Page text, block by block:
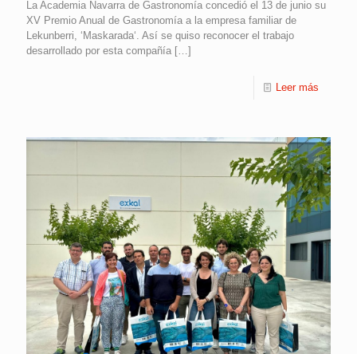
La Academia Navarra de Gastronomía concedió el 13 de junio su
XV Premio Anual de Gastronomía a la empresa familiar de
Lekunberri, ‘Maskarada‘. Así se quiso reconocer el trabajo
desarrollado por esta compañía […]
Leer más